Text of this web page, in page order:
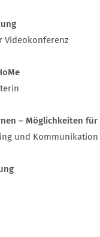
Videokonferenz
– Möglichkeiten
und Kommunikation